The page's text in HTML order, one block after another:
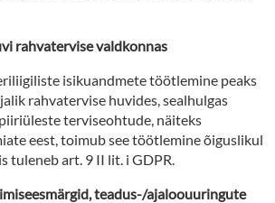
rahvatervise valdkonnas
isikuandmete töötlemine peaks
rahvatervise huvides, sealhulgas
terviseohtude, näiteks
eest, toimub see töötlemine õiguslikul
tuleneb art. 9 II lit. i GDPR.
teadus-/ajaloouuringute